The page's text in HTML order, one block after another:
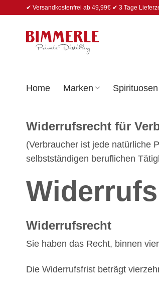
springen
✔ Versandkostenfrei ab 49,99€ ✔ 3 Tage
Home Marken Spirituosen
Widerrufsrecht für
(Verbraucher ist jede natürliche
selbstständigen beruflichen
Widerrufsrecht
Sie haben das Recht, binnen
Die Widerrufsfrist beträgt